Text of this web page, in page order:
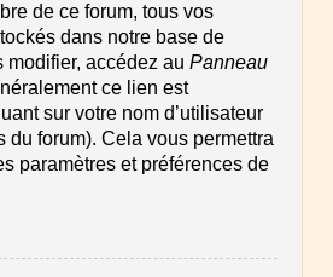
de ce forum, tous vos
dans notre base de
modifier, accédez au Panneau
ce lien est
sur votre nom d’utilisateur
du forum). Cela vous permettra
paramètres et préférences de